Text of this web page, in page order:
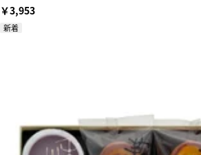
￥3,953
新着